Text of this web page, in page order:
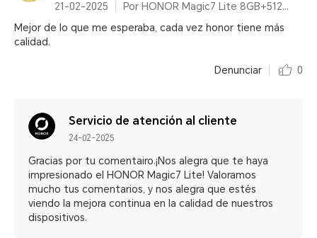
21-02-2025
Por HONOR Magic7 Lite 8GB+512GB Titanium Black
Mejor de lo que me esperaba, cada vez honor tiene más
calidad.
Denunciar 0
Servicio de atención al cliente
24-02-2025
Gracias por tu comentairo.¡Nos alegra que te haya
impresionado el HONOR Magic7 Lite! Valoramos
mucho tus comentarios, y nos alegra que estés
viendo la mejora continua en la calidad de nuestros
dispositivos.